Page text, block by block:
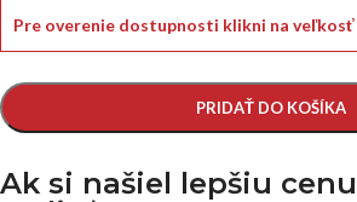
Pre overenie dostupnosti klikni na veľkosť
PRIDAŤ DO KOŠÍKA
Ak si našiel lepšiu